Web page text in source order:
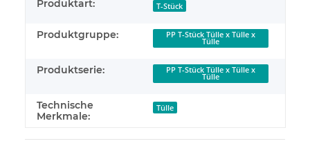
Produktart: T-Stück
Produktgruppe: PP T-Stück Tülle x Tülle x
Tülle
Produktserie: PP T-Stück Tülle x Tülle x
Tülle
Technische
Merkmale:
Tülle